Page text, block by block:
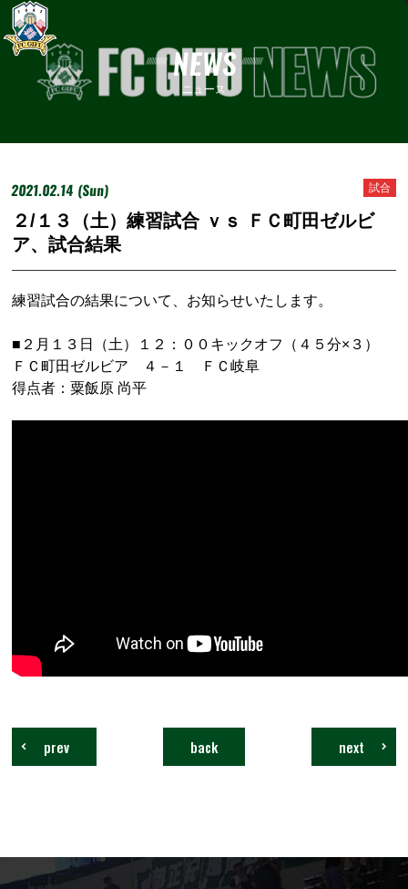
NEWS
ニュース
2021.02.14 (Sun) 試合
２/１３（土）練習試合 ｖｓ ＦＣ町田ゼルビ
ア、試合結果
練習試合の結果について、お知らせいたします。
■２月１３日（土）１２：００キックオフ（４５分×３）
ＦＣ町田ゼルビア ４－１ ＦＣ岐阜
得点者：粟飯原 尚平
next
back
prev